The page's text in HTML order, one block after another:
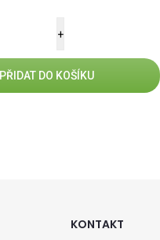
PŘIDAT DO KOŠÍKU
KONTAKT